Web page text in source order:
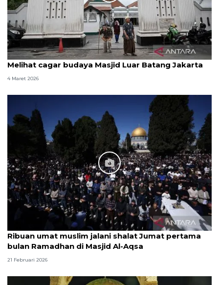
Melihat cagar budaya Masjid Luar Batang Jakarta
4 Maret 2026
Ribuan umat muslim jalani shalat Jumat pertama
bulan Ramadhan di Masjid Al-Aqsa
21 Februari 2026